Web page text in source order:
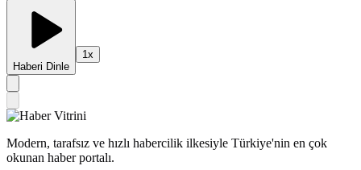
Haberi Dinle
1x
Modern, tarafsız ve hızlı habercilik ilkesiyle Türkiye'nin en çok
okunan haber portalı.